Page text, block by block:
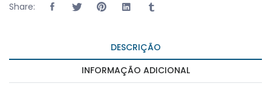
Share:
DESCRIÇÃO
INFORMAÇÃO ADICIONAL